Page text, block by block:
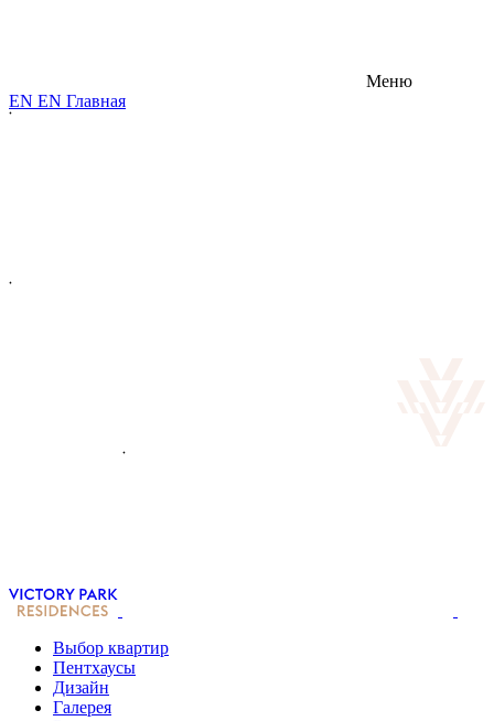
Меню
EN EN Главная
Выбор квартир
Пентхаусы
Дизайн
Галерея